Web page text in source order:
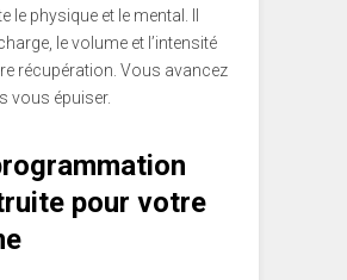
le physique et le mental. Il
le volume et l’intensité
récupération. Vous avancez
vous épuiser.
pour votre